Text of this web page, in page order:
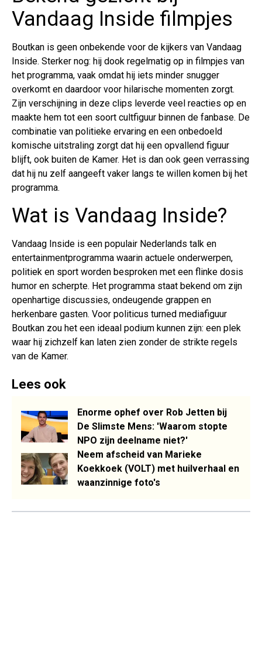
Vandaag Inside filmpjes
Boutkan is geen onbekende voor de kijkers van Vandaag
Inside. Sterker nog: hij dook regelmatig op in filmpjes van
het programma, vaak omdat hij iets minder snugger
overkomt en daardoor voor hilarische momenten zorgt.
Zijn verschijning in deze clips leverde veel reacties op en
maakte hem tot een soort cultfiguur binnen de fanbase. De
combinatie van politieke ervaring en een onbedoeld
komische uitstraling zorgt dat hij een opvallend figuur
blijft, ook buiten de Kamer. Het is dan ook geen verrassing
dat hij nu zelf aangeeft vaker langs te willen komen bij het
programma.
Wat is Vandaag Inside?
Vandaag Inside is een populair Nederlands talk en
entertainmentprogramma waarin actuele onderwerpen,
politiek en sport worden besproken met een flinke dosis
humor en scherpte. Het programma staat bekend om zijn
openhartige discussies, ondeugende grappen en
herkenbare gasten. Voor politicus turned mediafiguur
Boutkan zou het een ideaal podium kunnen zijn: een plek
waar hij zichzelf kan laten zien zonder de strikte regels
van de Kamer.
Lees ook
Enorme ophef over Rob Jetten bij
De Slimste Mens: 'Waarom stopte
NPO zijn deelname niet?'
Neem afscheid van Marieke
Koekkoek (VOLT) met huilverhaal en
waanzinnige foto's